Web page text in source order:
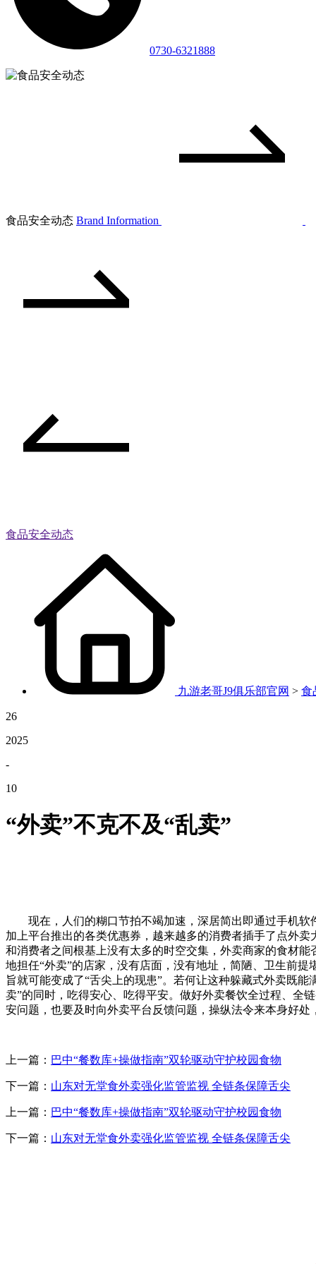
0730-6321888
食品安全动态 Brand Information
食品安全动态
九游老哥J9俱乐部官网 > 食
26
2025
-
10
“外卖”不克不及“乱卖”
现在，人们的糊口节拍不竭加速，深居简出即通过手机软
加上平台推出的各类优惠券，越来越多的消费者插手了点外
和消费者之间根基上没有太多的时空交集，外卖商家的食材能
地担任“外卖”的店家，没有店面，没有地址，简陋、卫生前
旨就可能变成了“舌尖上的现患”。若何让这种躲藏式外卖既
卖”的同时，吃得安心、吃得平安。做好外卖餐饮全过程、全
安问题，也要及时向外卖平台反馈问题，操纵法令来本身好处
上一篇： 巴中“餐数库+操做指南”双轮驱动守护校园食物
下一篇： 山东对无堂食外卖强化监管监视 全链条保障舌尖
上一篇： 巴中“餐数库+操做指南”双轮驱动守护校园食物
下一篇： 山东对无堂食外卖强化监管监视 全链条保障舌尖